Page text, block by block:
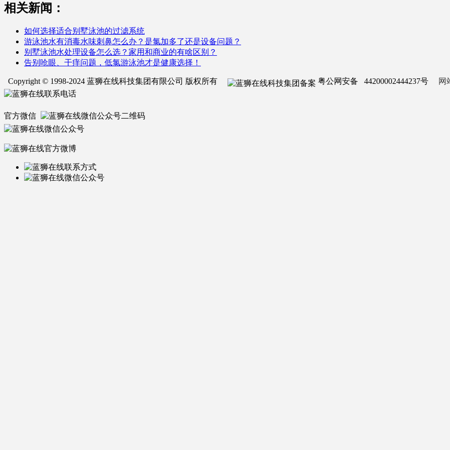
相关新闻：
如何选择适合别墅泳池的过滤系统
游泳池水有消毒水味刺鼻怎么办？是氯加多了还是设备问题？
别墅泳池水处理设备怎么选？家用和商业的有啥区别？
告别呛眼、干痒问题，低氯游泳池才是健康选择！
Copyright © 1998-2024 蓝狮在线科技集团有限公司 版权所有 粤公网安备 44200002444237号 网
官方微信